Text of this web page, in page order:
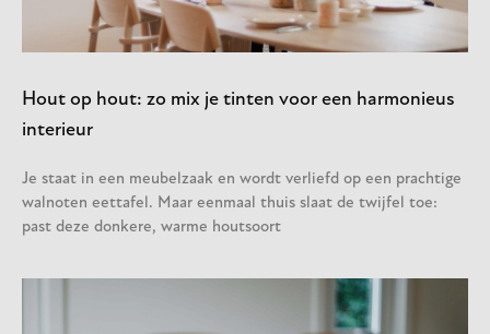
Hout op hout: zo mix je tinten voor een harmonieus
interieur
Je staat in een meubelzaak en wordt verliefd op een prachtige
walnoten eettafel. Maar eenmaal thuis slaat de twijfel toe:
past deze donkere, warme houtsoort